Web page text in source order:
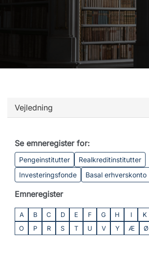
Vejledning
Se emneregister for:
Pengeinstitutter
Realkreditinstitutter
Investeringsfonde
Basal erhverskonto
Emneregister
A B C D E F G H I K
O
P R S T U V Y Æ Ø